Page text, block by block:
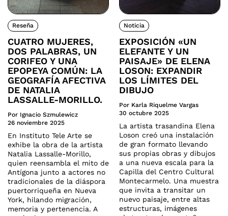
Reseña
CUATRO MUJERES,
DOS PALABRAS, UN
CORIFEO Y UNA
EPOPEYA COMÚN: LA
GEOGRAFÍA AFECTIVA
DE NATALIA
LASSALLE-MORILLO.
Por Ignacio Szmulewicz
26 noviembre 2025
En Instituto Tele Arte se
exhibe la obra de la artista
Natalia Lassalle-Morillo,
quien reensambla el mito de
Antígona junto a actores no
tradicionales de la diáspora
puertorriqueña en Nueva
York, hilando migración,
memoria y pertenencia. A
Noticia
EXPOSICIÓN «UN
ELEFANTE Y UN
PAISAJE» DE ELENA
LOSON: EXPANDIR
LOS LÍMITES DEL
DIBUJO
Por Karla Riquelme Vargas
30 octubre 2025
La artista trasandina Elena
Loson creó una instalación
de gran formato llevando
sus propias obras y dibujos
a una nueva escala para la
Capilla del Centro Cultural
Montecarmelo. Una muestra
que invita a transitar un
nuevo paisaje, entre altas
estructuras, imágenes